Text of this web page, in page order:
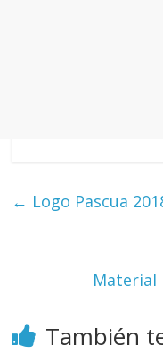
← Logo Pascua
Material
También